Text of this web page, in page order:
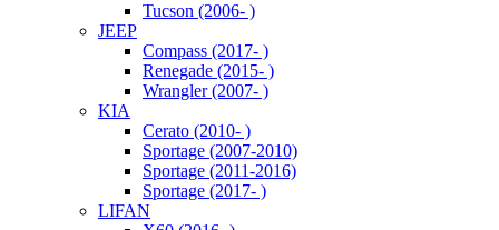
Tucson (2006- )
JEEP
Compass (2017- )
Renegade (2015- )
Wrangler (2007- )
KIA
Cerato (2010- )
Sportage (2007-2010)
Sportage (2011-2016)
Sportage (2017- )
LIFAN